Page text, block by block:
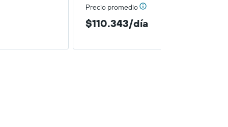
Precio promedio
$110.343/día